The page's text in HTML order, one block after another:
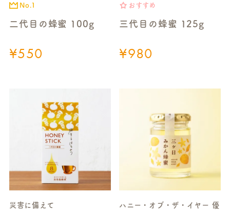
No.1
二代目の蜂蜜 100g
¥550
おすすめ
三代目の蜂蜜 125g
¥980
災害に備えて
ハニー・オブ・ザ・イヤー 優